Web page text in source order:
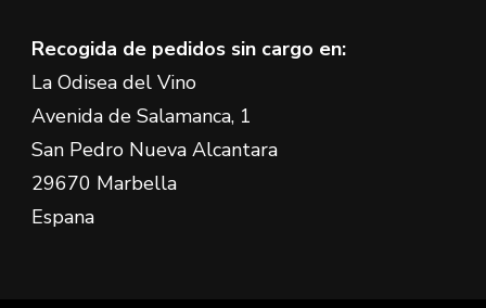
Recogida de pedidos sin cargo en:
La Odisea del Vino
Avenida de Salamanca, 1
San Pedro Nueva Alcantara
29670 Marbella
Espana